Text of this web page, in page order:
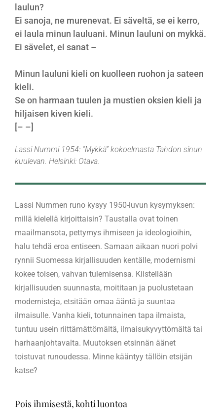
laulun?
Ei sanoja, ne murenevat. Ei säveltä, se ei kerro,
ei laula minun lauluani. Minun lauluni on mykkä.
Ei sävelet, ei sanat –
Minun lauluni kieli on kuolleen ruohon ja sateen
kieli.
Se on harmaan tuulen ja mustien oksien kieli ja
hiljaisen kiven kieli.
[– –]
Lassi Nummi 1954: “Mykkä” kokoelmasta Tahdon sinun
kuulevan. Helsinki: Otava.
Lassi Nummen runo kysyy 1950-luvun kysymyksen:
millä kielellä kirjoittaisin? Taustalla ovat toinen
maailmansota, pettymys ihmiseen ja ideologioihin,
halu tehdä eroa entiseen. Samaan aikaan nuori polvi
rynnii Suomessa kirjallisuuden kentälle, modernismi
kokee toisen, vahvan tulemisensa. Kiistellään
kirjallisuuden suunnasta, moititaan ja puolustetaan
modernisteja, etsitään omaa ääntä ja suuntaa
ilmaisulle. Vanha kieli, totunnainen tapa ilmaista,
tuntuu usein riittämättömältä, ilmaisukyvyttömältä tai
harhaanjohtavalta. Muutoksen etsinnän äänet
toistuvat runoudessa. Minne kääntyy tällöin etsijän
katse?
Pois ihmisestä, kohti luontoa